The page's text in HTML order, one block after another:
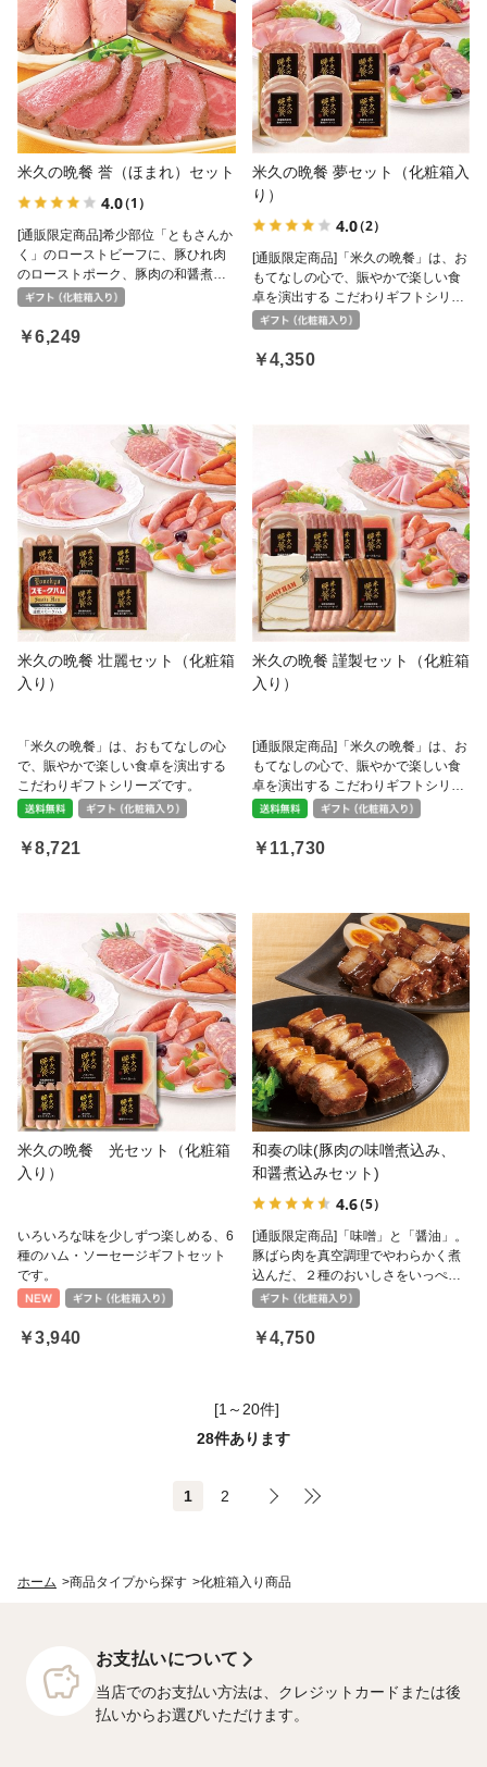
米久の晩餐 誉（ほまれ）セット
4.0（1）
[通販限定商品]希少部位「ともさんか
く」のローストビーフに、豚ひれ肉
のローストポーク、豚肉の和醤煮込
み。３種の贅沢をいっぺんにお届け
￥6,249
米久の晩餐 夢セット（化粧箱入
り）
4.0（2）
[通販限定商品]「米久の晩餐」は、お
もてなしの心で、賑やかで楽しい食
卓を演出する こだわりギフトシリー
ズです。国産豚肉使用の熟成ロース
セージなど4種詰め合わせ。
￥4,350
米久の晩餐 壮麗セット（化粧箱
入り）
「米久の晩餐」は、おもてなしの心
で、賑やかで楽しい食卓を演出する
こだわりギフトシリーズです。
￥8,721
米久の晩餐 謹製セット（化粧箱
入り）
[通販限定商品]「米久の晩餐」は、お
もてなしの心で、賑やかで楽しい食
卓を演出する こだわりギフトシリー
ズです。
￥11,730
米久の晩餐 光セット（化粧箱
入り）
いろいろな味を少しずつ楽しめる、6
種のハム・ソーセージギフトセット
です。
￥3,940
和奏の味(豚肉の味噌煮込み、
和醤煮込みセット)
4.6（5）
[通販限定商品]「味噌」と「醤油」。
豚ばら肉を真空調理でやわらかく煮
込んだ、２種のおいしさをいっぺん
に。
￥4,750
[1～20件]
28件あります
1 2
ホーム >商品タイプから探す >化粧箱入り商品
お支払いについて
当店でのお支払い方法は、クレジットカードまたは後
払いからお選びいただけます。